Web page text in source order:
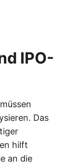
IPO-
Das
hilft
an die